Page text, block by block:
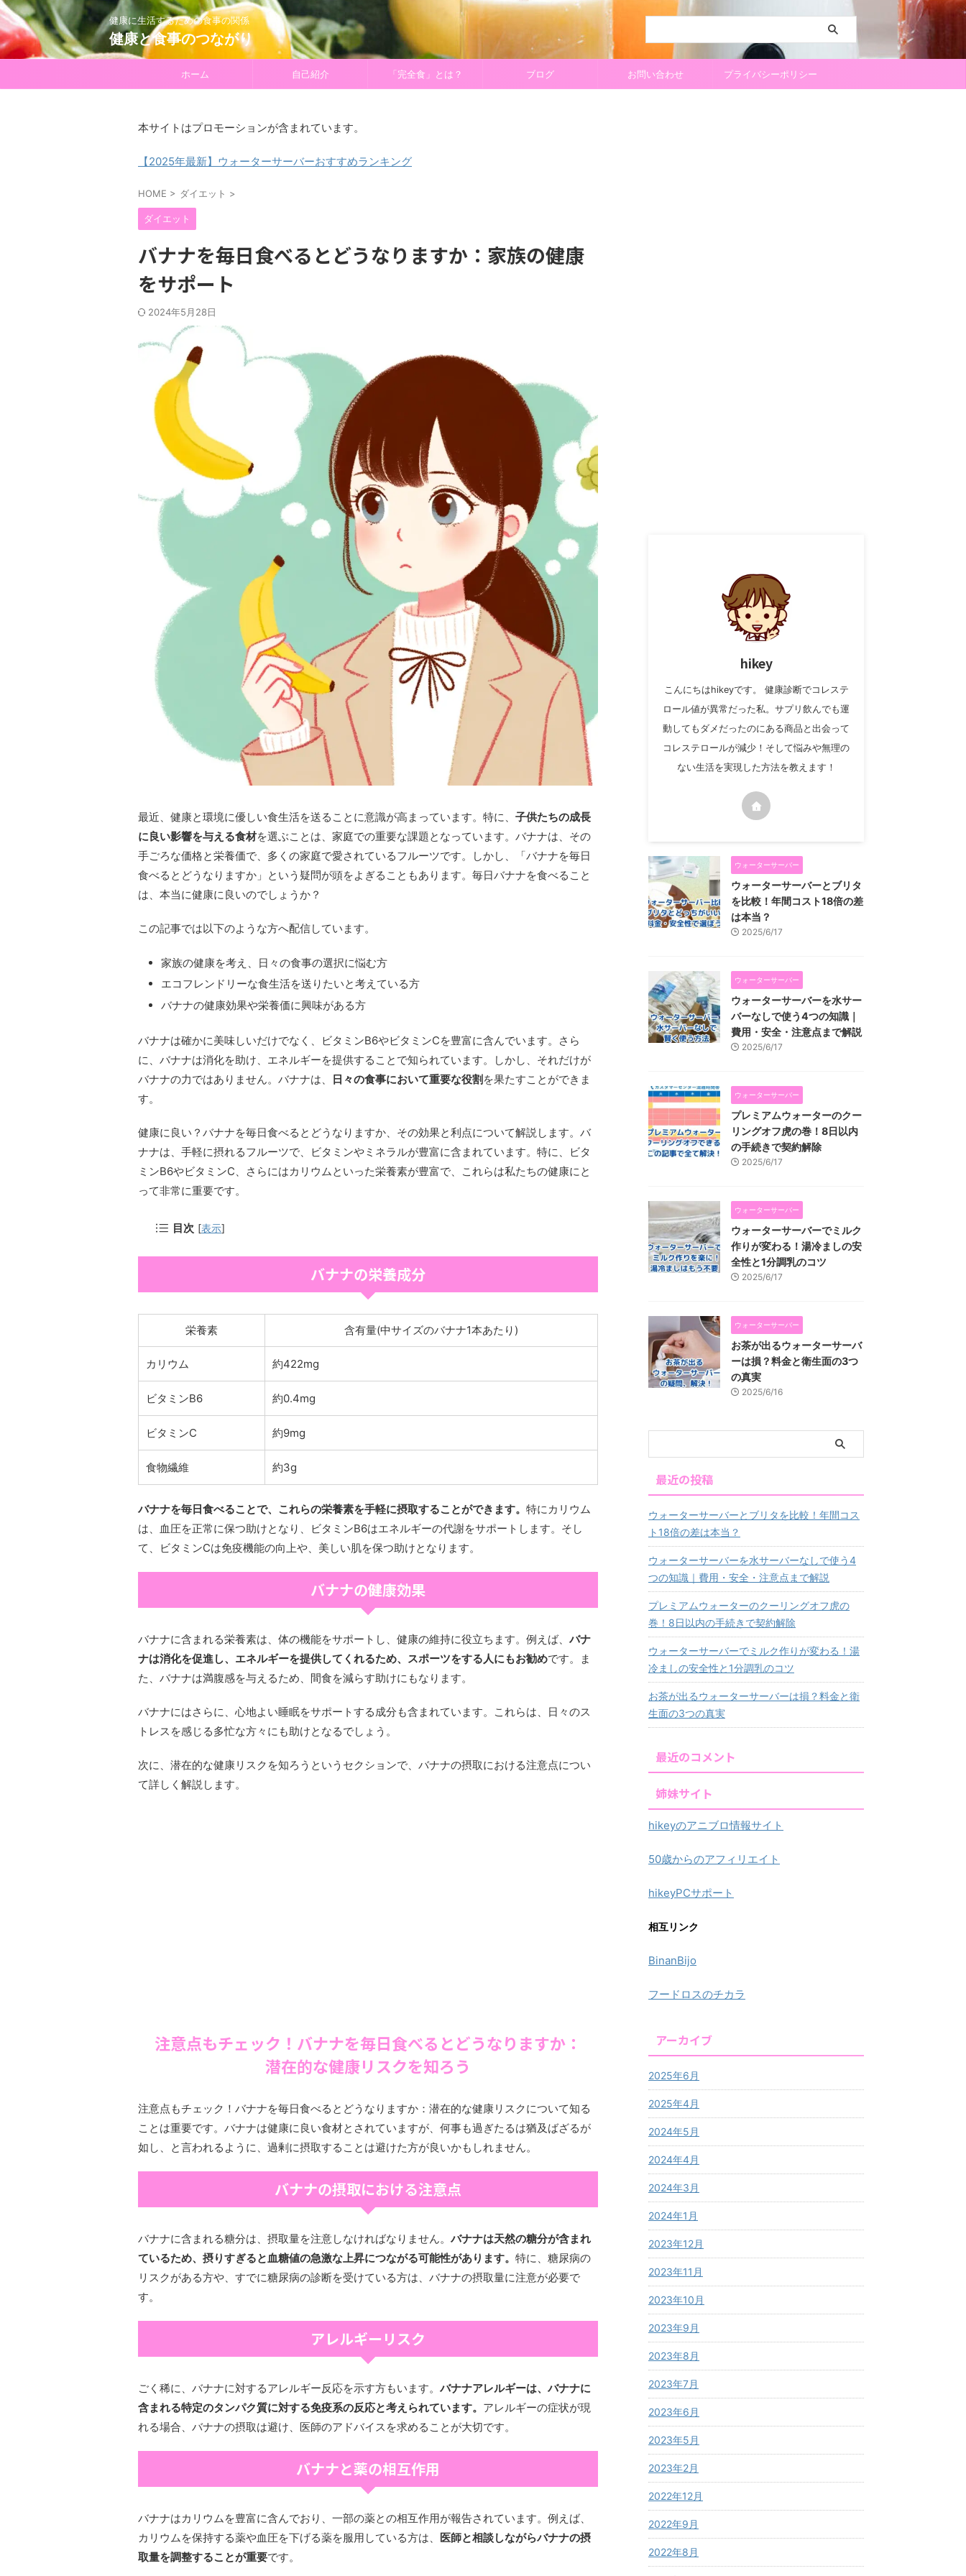
健康に生活するための食事の関係
健康と食事のつながり
ホーム 自己紹介 「完全食」とは？ ブログ お問い合わせ プライバシーポリシー
本サイトはプロモーションが含まれています。
【2025年最新】ウォーターサーバーおすすめランキング
HOME > ダイエット >
ダイエット
バナナを毎日食べるとどうなりますか：家族の健康
をサポート
2024年5月28日
最近、健康と環境に優しい食生活を送ることに意識が高まっています。特に、 子供たちの成長
に良い影響を与える食材を選ぶことは、家庭での重要な課題となっています。バナナは、その
手ごろな価格と栄養価で、多くの家庭で愛されているフルーツです。しかし、「バナナを毎日
食べるとどうなりますか」という疑問が頭をよぎることもあります。毎日バナナを食べること
は、本当に健康に良いのでしょうか？
この記事では以下のような方へ配信しています。
家族の健康を考え、日々の食事の選択に悩む方
エコフレンドリーな食生活を送りたいと考えている方
バナナの健康効果や栄養価に興味がある方
バナナは確かに美味しいだけでなく、ビタミンB6やビタミンCを豊富に含んでいます。さら
に、バナナは消化を助け、エネルギーを提供することで知られています。しかし、それだけが
バナナの力ではありません。バナナは、
日々の食事において重要な役割を果たすことができま
す。
健康に良い？バナナを毎日食べるとどうなりますか、その効果と利点について解説します。バ
ナナは、手軽に摂れるフルーツで、ビタミンやミネラルが豊富に含まれています。特に、ビタ
ミンB6やビタミンC、さらにはカリウムといった栄養素が豊富で、これらは私たちの健康にと
って非常に重要です。
目次 [表示]
バナナの栄養成分
栄養素 含有量(中サイズのバナナ1本あたり)
カリウム 約422mg
ビタミンB6 約0.4mg
ビタミンC 約9mg
食物繊維 約3g
バナナを毎日食べることで、これらの栄養素を手軽に摂取することができます。 特にカリウム
は、血圧を正常に保つ助けとなり、ビタミンB6はエネルギーの代謝をサポートします。そし
て、ビタミンCは免疫機能の向上や、美しい肌を保つ助けとなります。
バナナの健康効果
バナナに含まれる栄養素は、体の機能をサポートし、健康の維持に役立ちます。例えば、 バナ
ナは消化を促進し、エネルギーを提供してくれるため、スポーツをする人にもお勧めです。ま
た、バナナは満腹感を与えるため、間食を減らす助けにもなります。
バナナにはさらに、心地よい睡眠をサポートする成分も含まれています。これらは、日々のス
トレスを感じる多忙な方々にも助けとなるでしょう。
次に、潜在的な健康リスクを知ろうというセクションで、バナナの摂取における注意点につい
て詳しく解説します。
注意点もチェック！バナナを毎日食べるとどうなりますか：
潜在的な健康リスクを知ろう
注意点もチェック！バナナを毎日食べるとどうなりますか：潜在的な健康リスクについて知る
ことは重要です。バナナは健康に良い食材とされていますが、何事も過ぎたるは猶及ばざるが
如し、と言われるように、過剰に摂取することは避けた方が良いかもしれません。
バナナの摂取における注意点
バナナに含まれる糖分は、摂取量を注意しなければなりません。 バナナは天然の糖分が含まれ
ているため、摂りすぎると血糖値の急激な上昇につながる可能性があります。 特に、糖尿病の
リスクがある方や、すでに糖尿病の診断を受けている方は、バナナの摂取量に注意が必要で
す。
アレルギーリスク
ごく稀に、バナナに対するアレルギー反応を示す方もいます。 バナナアレルギーは、バナナに
含まれる特定のタンパク質に対する免疫系の反応と考えられています。 アレルギーの症状が現
れる場合、バナナの摂取は避け、医師のアドバイスを求めることが大切です。
バナナと薬の相互作用
バナナはカリウムを豊富に含んでおり、一部の薬との相互作用が報告されています。例えば、
カリウムを保持する薬や血圧を下げる薬を服用している方は、 医師と相談しながらバナナの摂
取量を調整することが重要です。
hikey
こんにちはhikeyです。 健康診断でコレステ
ロール値が異常だった私。サプリ飲んでも運
動してもダメだったのにある商品と出会って
コレステロールが減少！そして悩みや無理の
ない生活を実現した方法を教えます！
ウォーターサーバー
ウォーターサーバーとブリタ
を比較！年間コスト18倍の差
は本当？
2025/6/17
ウォーターサーバー
ウォーターサーバーを水サー
バーなしで使う4つの知識｜
費用・安全・注意点まで解説
2025/6/17
ウォーターサーバー
プレミアムウォーターのクー
リングオフ虎の巻！8日以内
の手続きで契約解除
2025/6/17
ウォーターサーバー
ウォーターサーバーでミルク
作りが変わる！湯冷ましの安
全性と1分調乳のコツ
2025/6/17
ウォーターサーバー
お茶が出るウォーターサーバ
ーは損？料金と衛生面の3つ
の真実
2025/6/16
最近の投稿
ウォーターサーバーとブリタを比較！年間コス
ト18倍の差は本当？
ウォーターサーバーを水サーバーなしで使う4
つの知識｜費用・安全・注意点まで解説
プレミアムウォーターのクーリングオフ虎の
巻！8日以内の手続きで契約解除
ウォーターサーバーでミルク作りが変わる！湯
冷ましの安全性と1分調乳のコツ
お茶が出るウォーターサーバーは損？料金と衛
生面の3つの真実
最近のコメント
姉妹サイト
hikeyのアニブロ情報サイト
50歳からのアフィリエイト
hikeyPCサポート
相互リンク
BinanBijo
フードロスのチカラ
アーカイブ
2025年6月
2025年4月
2024年5月
2024年4月
2024年3月
2024年1月
2023年12月
2023年11月
2023年10月
2023年9月
2023年8月
2023年7月
2023年6月
2023年5月
2023年2月
2022年12月
2022年9月
2022年8月